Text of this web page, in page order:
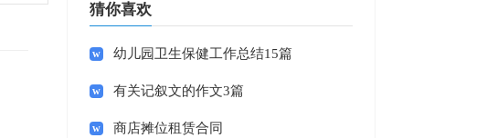
猜你喜欢
幼儿园卫生保健工作总结15篇
有关记叙文的作文3篇
商店摊位租赁合同